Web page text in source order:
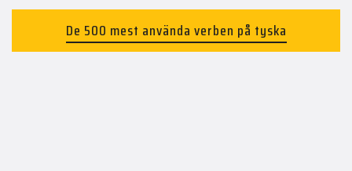
De 500 mest använda verben på tyska